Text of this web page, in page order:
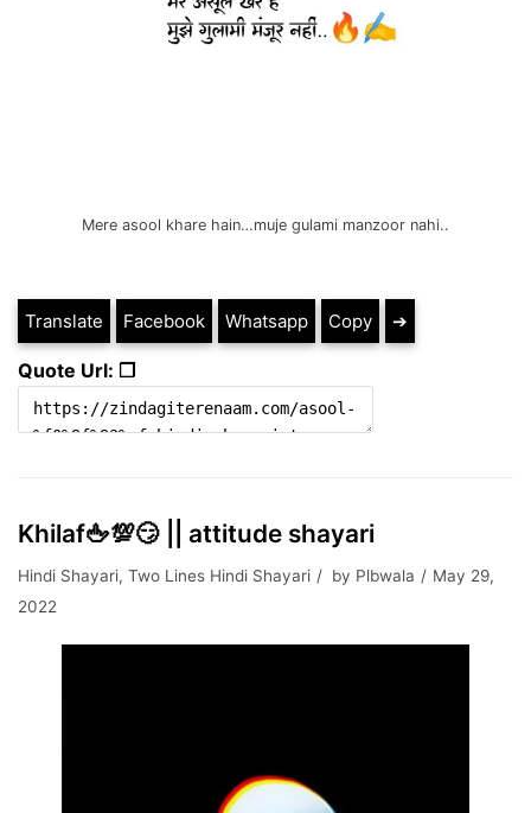
Mere asool khare hain…muje gulami manzoor nahi..
Translate Facebook Whatsapp Copy ➔
Quote Url: ❐
Khilaf🖕💯😏 || attitude shayari
Hindi Shayari, Two Lines Hindi Shayari by Plbwala
May 29,
2022